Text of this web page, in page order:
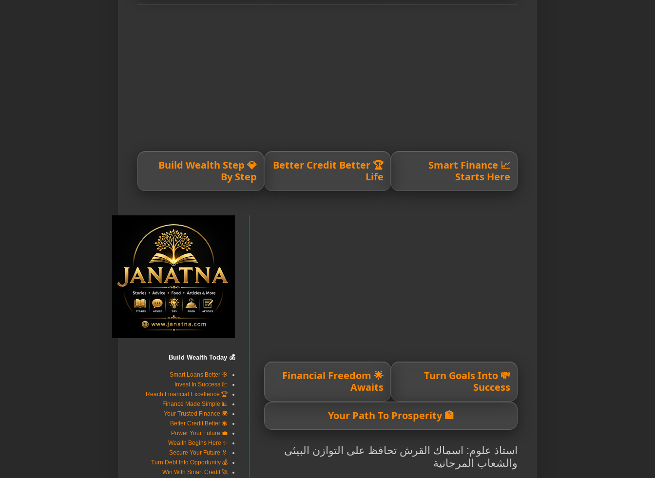
📈 Smart Finance
Starts Here
🏆 Better Credit Better
Life
💎 Build Wealth Step
By Step
💸 Turn Goals Into
Success
🌟 Financial Freedom
Awaits
🏦 Your Path To Prosperity
استاذ علوم: اسماك القرش تحافظ على التوازن البيئى
والشعاب المرجانية
💰 Build Wealth Today
🎯 Smart Loans Better
💹 Invest In Success
🏆 Reach Financial Excellence
📊 Finance Made Simple
🌍 Your Trusted Finance
💲 Better Credit Better
💼 Power Your Future
✨ Wealth Begins Here
🏅 Secure Your Future
💰 Turn Debt Into Opportunity
🚀 Win With Smart Credit